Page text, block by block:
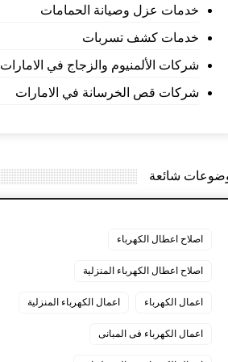
خدمات عزل وصيانة الحمامات
خدمات كشف تسربات
شركات الألمنيوم والزجاج في الامارات
شركات قص الخرسانة في الامارات
شائعة
اصلاح اعطال الكهرباء
اصلاح اعطال الكهرباء المنزلية
اعمال الكهرباء اعمال الكهرباء المنزلية
اعمال الكهرباء فى المبانى